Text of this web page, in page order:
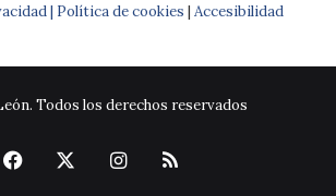
| Política de cookies | Accesibilidad
Todos los derechos reservados
Facebook Instagram
RSS